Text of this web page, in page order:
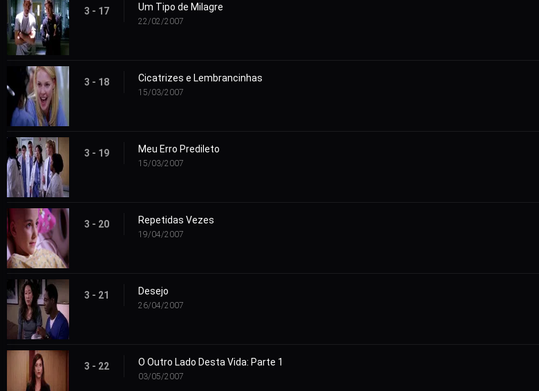
3 - 17 Um Tipo de Milagre
22/02/2007
3 - 18 Cicatrizes e Lembrancinhas
15/03/2007
3 - 19 Meu Erro Predileto
15/03/2007
3 - 20 Repetidas Vezes
19/04/2007
3 - 21 Desejo
26/04/2007
3 - 22 O Outro Lado Desta Vida: Parte 1
03/05/2007